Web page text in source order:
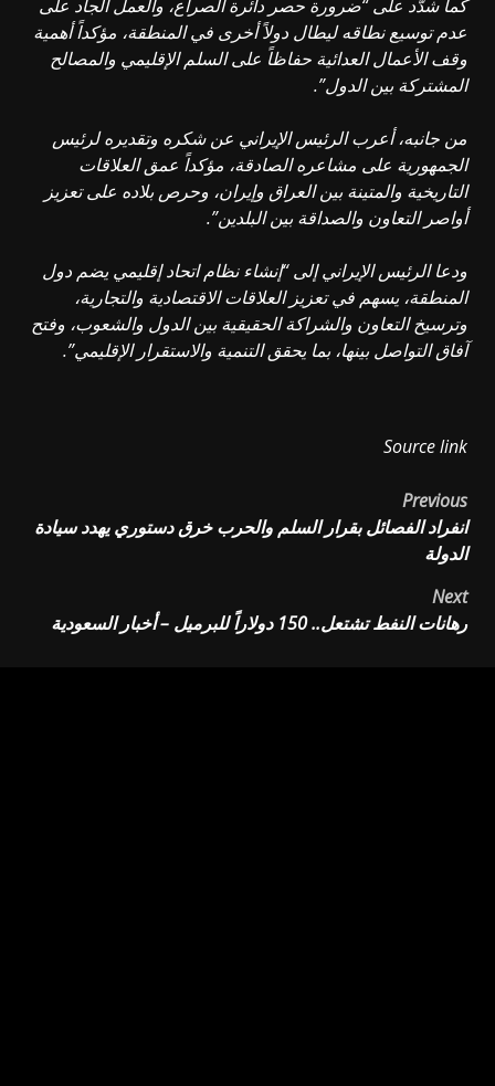
كما شدّد على “ضرورة حصر دائرة الصراع، والعمل الجاد على
عدم توسيع نطاقه ليطال دولاً أخرى في المنطقة، مؤكداً أهمية
وقف الأعمال العدائية حفاظاً على السلم الإقليمي والمصالح
المشتركة بين الدول”.
من جانبه، أعرب الرئيس الإيراني عن شكره وتقديره لرئيس
الجمهورية على مشاعره الصادقة، مؤكداً عمق العلاقات
التاريخية والمتينة بين العراق وإيران، وحرص بلاده على تعزيز
أواصر التعاون والصداقة بين البلدين”.
ودعا الرئيس الإيراني إلى “إنشاء نظام اتحاد إقليمي يضم دول
المنطقة، يسهم في تعزيز العلاقات الاقتصادية والتجارية،
وترسيخ التعاون والشراكة الحقيقية بين الدول والشعوب، وفتح
آفاق التواصل بينها، بما يحقق التنمية والاستقرار الإقليمي”.
Source link
Post
navigation
Previous
انفراد الفصائل بقرار السلم والحرب خرق دستوري يهدد سيادة
الدولة
Next
رهانات النفط تشتعل.. 150 دولاراً للبرميل – أخبار السعودية